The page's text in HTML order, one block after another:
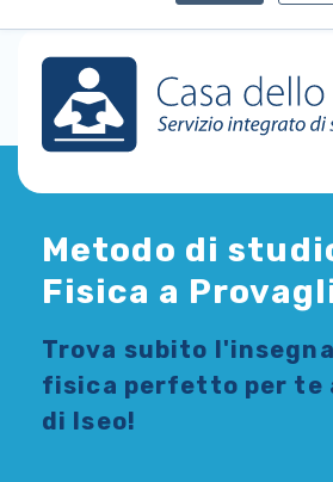
Metodo di
Fisica a
Trova subito l'
fisica perfetto per te
di Iseo!